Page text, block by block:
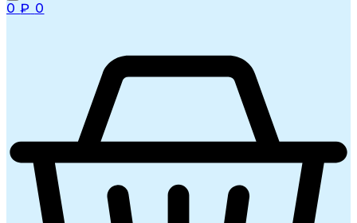
0₽ 0